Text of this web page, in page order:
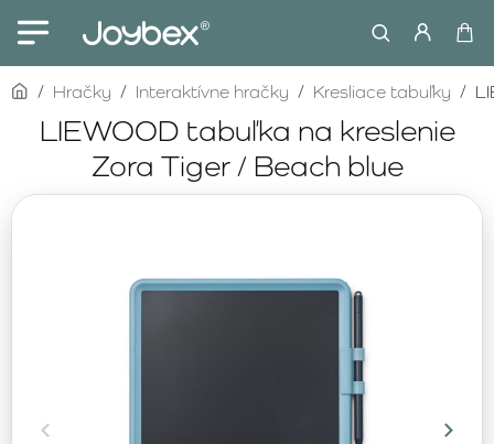
LIEWOOD tabuľka na kreslenie
Zora Tiger / Beach blue
homeHračky Interaktívne hračky Kresliace tabuľky